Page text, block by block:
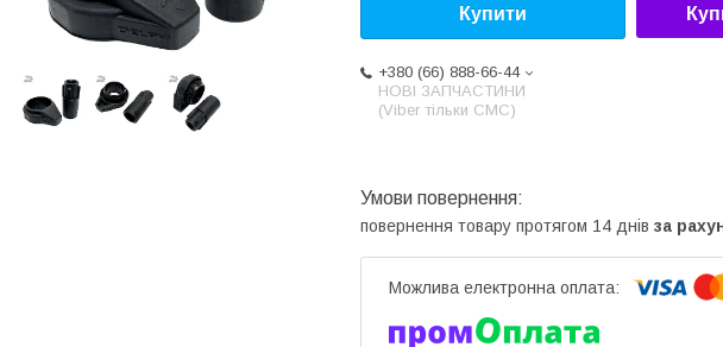
Купити
+380 (66) 888-66-44
НОВІ ЗАПЧАСТИНИ
(Viber тільки СМС)
повернення товару протягом 14 днів за